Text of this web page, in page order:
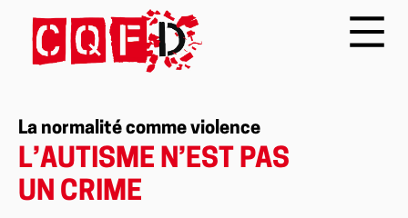
La normalité comme violence
L’AUTISME N’EST PAS
UN CRIME